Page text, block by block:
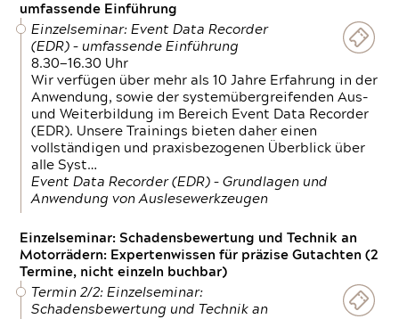
umfassende Einführung
Einzelseminar: Event Data Recorder
(EDR) – umfassende Einführung
8.30—16.30 Uhr
Wir verfügen über mehr als 10 Jahre Erfahrung in der
Anwendung, sowie der systemübergreifenden Aus-
und Weiterbildung im Bereich Event Data Recorder
(EDR). Unsere Trainings bieten daher einen
vollständigen und praxisbezogenen Überblick über
alle Syst…
Event Data Recorder (EDR) – Grundlagen und
Anwendung von Auslesewerkzeugen
Einzelseminar: Schadensbewertung und Technik an
Motorrädern: Expertenwissen für präzise Gutachten (2
Termine, nicht einzeln buchbar)
Termin 2/2: Einzelseminar:
Schadensbewertung und Technik an